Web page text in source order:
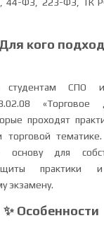
кого
студентам СПО
проходят
торговой
основу для
практики
экзамену.
✨ Особенности